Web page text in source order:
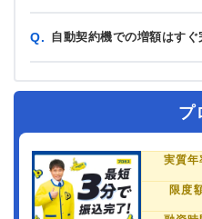
Q. 自動契約機での増額はすぐ
プ
実質年
限度